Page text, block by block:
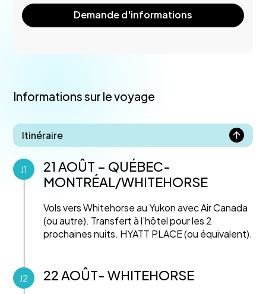
Demande d'informations
Informations sur le voyage
Itinéraire
J1
21 AOÛT – QUÉBEC-
MONTRÉAL/WHITEHORSE
Vols vers Whitehorse au Yukon avec Air Canada
(ou autre). Transfert à l’hôtel pour les 2
prochaines nuits. HYATT PLACE (ou équivalent).
J2 22 AOÛT- WHITEHORSE